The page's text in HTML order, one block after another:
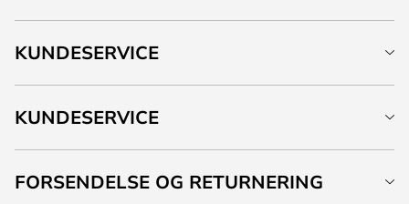
KUNDESERVICE
KUNDESERVICE
FORSENDELSE OG RETURNERING